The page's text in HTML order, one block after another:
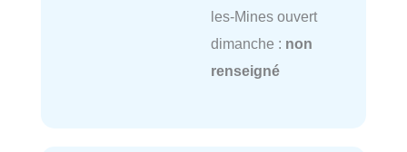
les-Mines ouvert
dimanche : non
renseigné